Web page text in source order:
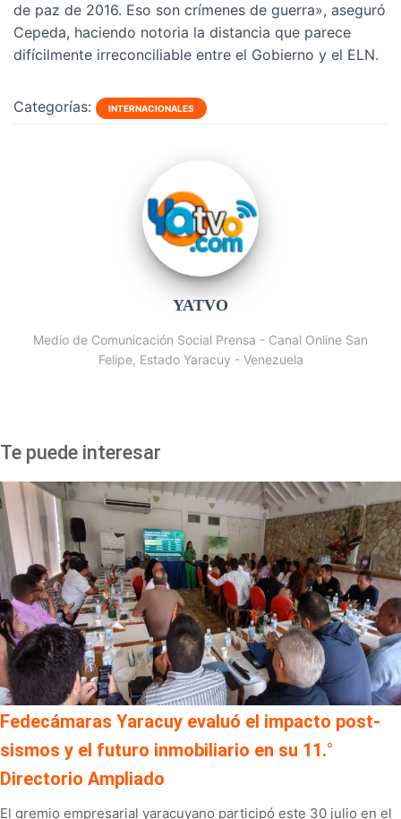
de paz de 2016. Eso son crímenes de guerra», aseguró
Cepeda, haciendo notoria la distancia que parece
difícilmente irreconciliable entre el Gobierno y el ELN.
Categorías: INTERNACIONALES
YATVO
Medio de Comunicación Social Prensa - Canal Online San
Felipe, Estado Yaracuy - Venezuela
Te puede interesar
Fedecámaras Yaracuy evaluó el impacto post-
sismos y el futuro inmobiliario en su 11.°
Directorio Ampliado
El gremio empresarial yaracuyano participó este 30 julio en el